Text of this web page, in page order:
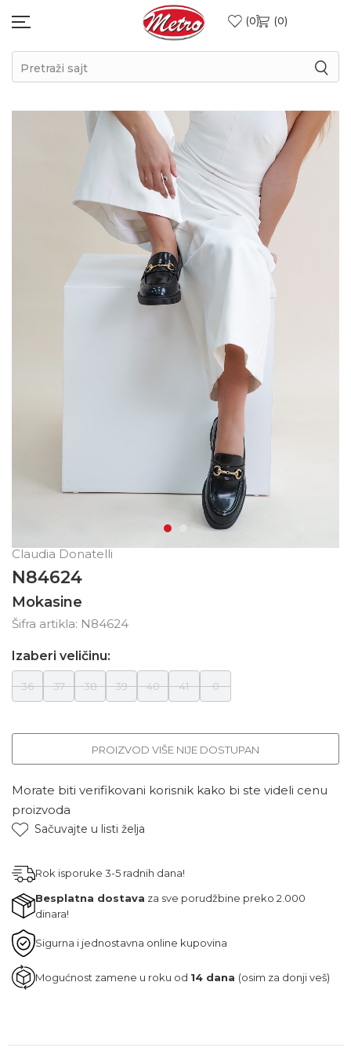
0 0
Pretraži sajt
Claudia Donatelli
N84624
Mokasine
Šifra artikla: N84624
Izaberi veličinu:
36 37 38 39 40 41 0
PROIZVOD VIŠE NIJE DOSTUPAN
Morate biti verifikovani korisnik kako bi ste videli cenu
proizvoda
Sačuvajte u listi želja
Rok isporuke 3-5 radnih dana!
Besplatna dostava za sve porudžbine preko 2.000
dinara!
Sigurna i jednostavna online kupovina
Mogućnost zamene u roku od 14 dana (osim za donji veš)